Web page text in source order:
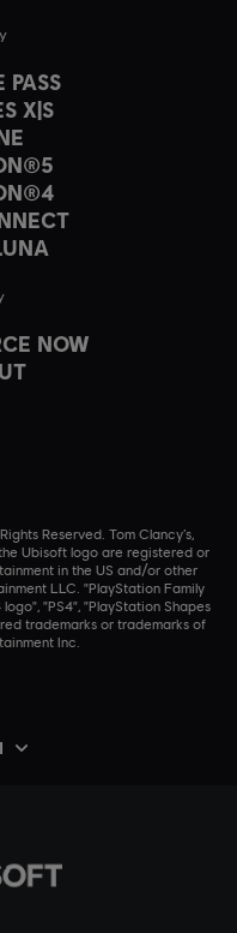
PASS
X|S
NOW
Reserved. Tom Clancy’s,
Ubisoft logo are registered or
in the US and/or other
LLC. "PlayStation Family
"PS4", "PlayStation Shapes
trademarks or trademarks of
Inc.